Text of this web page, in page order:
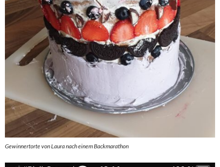
Gewinnertorte von Laura nach einem Backmarathon